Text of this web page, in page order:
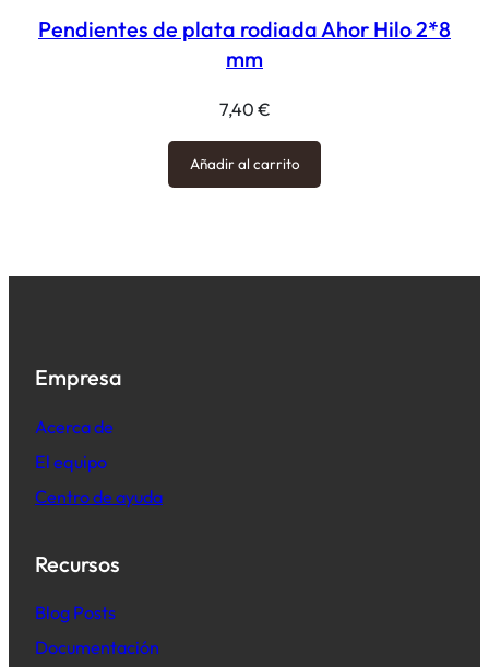
Pendientes de plata rodiada Ahor Hilo 2*8
mm
7,40 €
Añadir al carrito
Empresa
Acerca de
El equipo
Centro de ayuda
Recursos
Blog Posts
Documentación